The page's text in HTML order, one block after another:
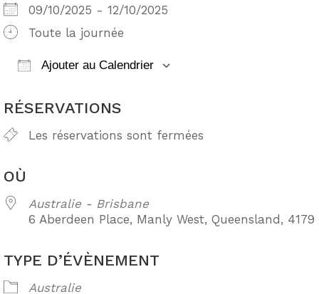
09/10/2025 - 12/10/2025
Toute la journée
Ajouter au Calendrier
RÉSERVATIONS
Les réservations sont fermées
OÙ
Australie - Brisbane
6 Aberdeen Place, Manly West, Queensland, 4179
TYPE D’ÉVÈNEMENT
Australie